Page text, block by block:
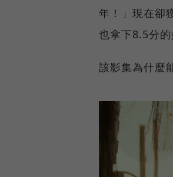
年！」現在卻
也拿下8.5分的
該影集為什麼